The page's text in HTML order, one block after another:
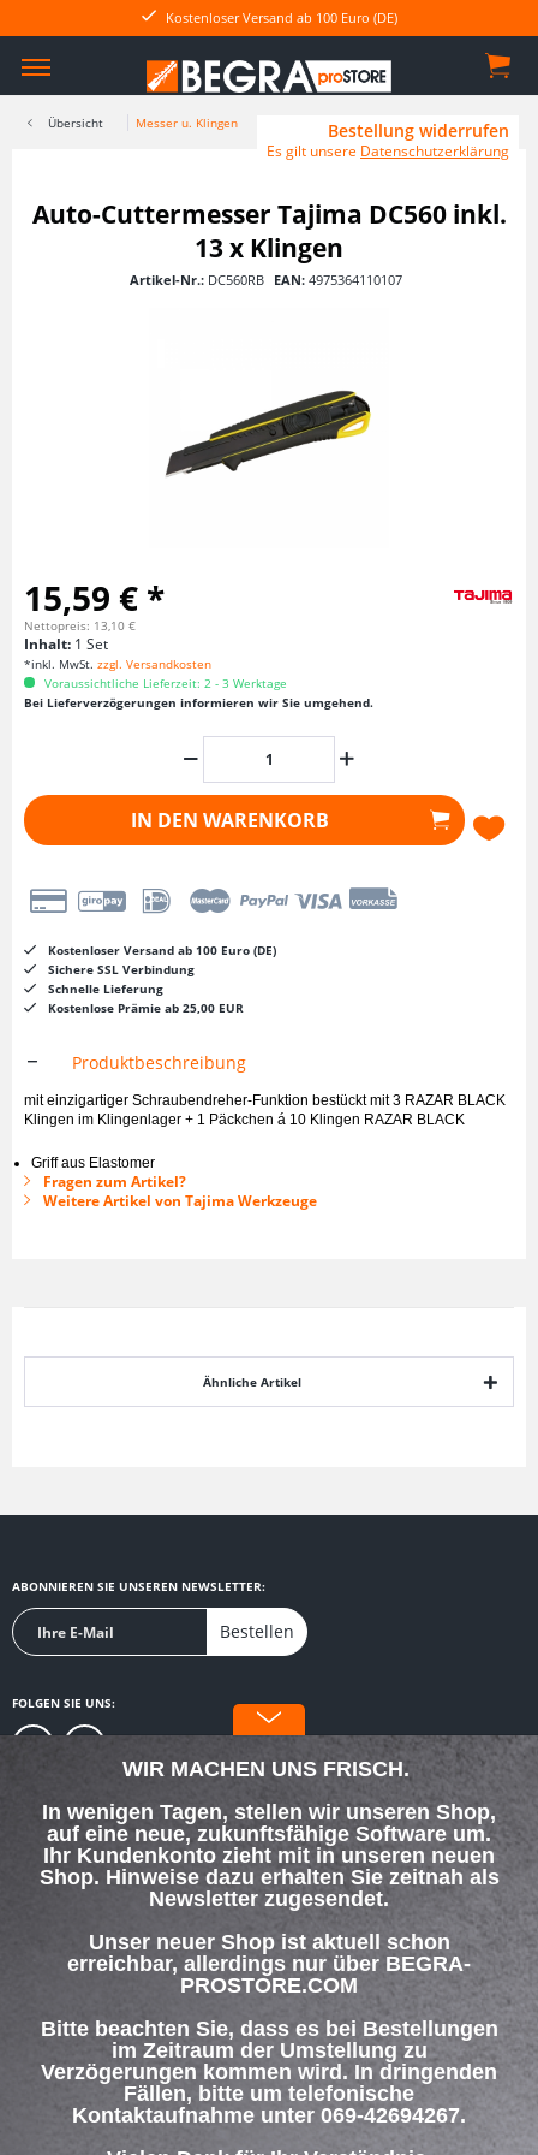
Kostenloser Versand ab 100 Euro (DE)
Übersicht Messer u. Klingen
Auto-Cuttermesser Tajima DC560 inkl.
13 x Klingen
Artikel-Nr.: DC560RB EAN: 4975364110107
15,59 € *
Nettopreis: 13,10 €
Inhalt: 1 Set
*inkl. MwSt. zzgl. Versandkosten
Voraussichtliche Lieferzeit: 2 - 3 Werktage
Bei Lieferverzögerungen informieren wir Sie umgehend.
IN DEN WARENKORB
Kostenloser Versand ab 100 Euro (DE)
Sichere SSL Verbindung
Schnelle Lieferung
Kostenlose Prämie ab 25,00 EUR
Produktbeschreibung
mit einzigartiger Schraubendreher-Funktion bestückt mit 3 RAZAR BLACK
Klingen im Klingenlager + 1 Päckchen á 10 Klingen RAZAR BLACK
Griff aus Elastomer
Fragen zum Artikel?
Weitere Artikel von Tajima Werkzeuge
Ähnliche Artikel
ABONNIEREN SIE UNSEREN NEWSLETTER:
Bestellen
FOLGEN SIE UNS:
WIR MACHEN UNS FRISCH.
In wenigen Tagen, stellen wir unseren Shop,
auf eine neue, zukunftsfähige Software um.
Ihr Kundenkonto zieht mit in unseren neuen
Shop. Hinweise dazu erhalten Sie zeitnah als
Newsletter zugesendet.
Unser neuer Shop ist aktuell schon
erreichbar, allerdings nur über BEGRA-
PROSTORE.COM
Bitte beachten Sie, dass es bei Bestellungen
im Zeitraum der Umstellung zu
Verzögerungen kommen wird. In dringenden
Fällen, bitte um telefonische
Kontaktaufnahme unter 069-42694267.
SERVICE HOTLINE
INFORMATIONEN
Über uns Hilfe / Support Kontakt
Versand und Zahlungsbedingungen Widerrufsrecht Datenschutz
AGB Impressum
Bestellung widerrufen
Es gilt unsere Datenschutzerklärung